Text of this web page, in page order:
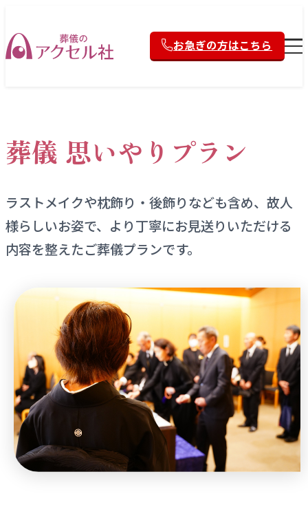
お急ぎの方はこちら
葬儀 思いやりプラン
ラストメイクや枕飾り・後飾りなども含め、故人
様らしいお姿で、より丁寧にお見送りいただける
内容を整えたご葬儀プランです。